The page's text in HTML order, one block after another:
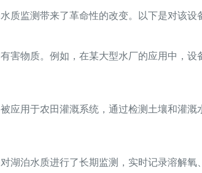
监测带来了革命性的改变。以下是对该设
害物质。例如，在某大型水厂的应用中，
应用于农田灌溉系统，通过检测土壤和灌
泊水质进行了长期监测，实时记录溶解氧